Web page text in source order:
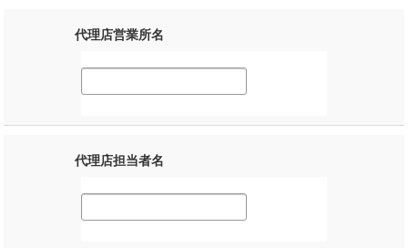
代理店営業所名
代理店担当者名